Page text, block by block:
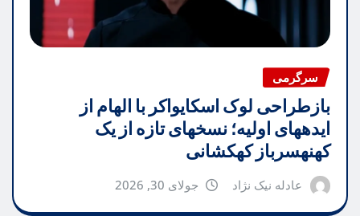
سرگرمی
بازطراحی لوک اسکایواکر با الهام از
ایدههای اولیه؛ نسخهای تازه از یک
کهنهسرباز کهکشانی
عادله نیک نژاد جولای 30, 2026